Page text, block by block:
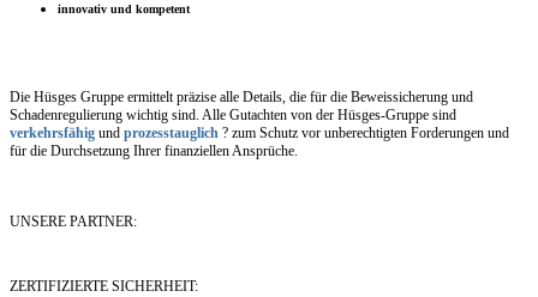
innovativ und kompetent
Die Hüsges Gruppe ermittelt präzise alle Details, die für die Beweissicherung und
Schadenregulierung wichtig sind. Alle Gutachten von der Hüsges-Gruppe sind
verkehrsfähig und prozesstauglich ? zum Schutz vor unberechtigten Forderungen und
für die Durchsetzung Ihrer finanziellen Ansprüche.
UNSERE PARTNER:
ZERTIFIZIERTE SICHERHEIT: